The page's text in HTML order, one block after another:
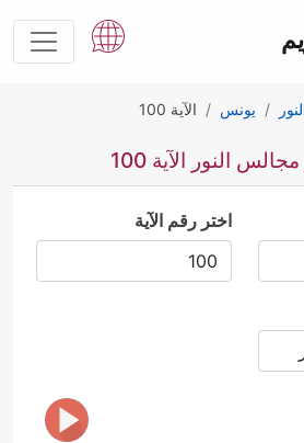
يونس الآية 100
النور الآية 100
اختر رقم الآية